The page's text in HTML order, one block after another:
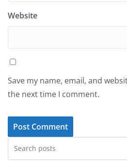
Website
Save my name, email, and
the next time I comment.